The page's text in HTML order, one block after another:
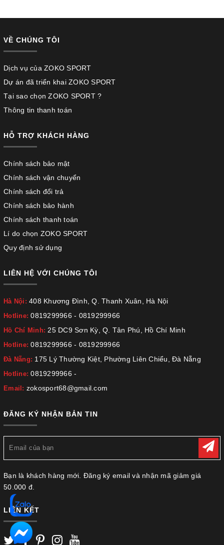
VỀ CHÚNG TÔI
Dịch vụ của ZOKO SPORT
Dự án đã triển khai ZOKO SPORT
Tại sao chọn ZOKO SPORT ?
Thông tin thanh toán
HỖ TRỢ KHÁCH HÀNG
Chính sách bảo mật
Chính sách vận chuyển
Chính sách đổi trả
Chính sách bảo hành
Chính sách thanh toán
Lí do chọn ZOKO SPORT
Quy định sử dụng
LIÊN HỆ VỚI CHÚNG TÔI
Hà Nội: 408 Khương Đình, Q. Thanh Xuân, Hà Nội
Hotline:0819299966 - 0819299966
Hồ Chí Minh: 25 DC9 Sơn Kỳ, Q. Tân Phú, Hồ Chí Minh
Hotline:0819299966 - 0819299966
Đà Nẵng: 175 Lý Thường Kiệt, Phường Liên Chiểu, Đà Nẵng
Hotline:0819299966 -
Email: zokosport68@gmail.com
ĐĂNG KÝ NHẬN BẢN TIN
Bạn là khách hàng mới. Đăng ký email và nhận mã giảm giá
50.000 đ.
LIÊN KẾT